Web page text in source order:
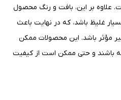
علاوه بر این، بافت و رنگ محصول
غلیظ باشد، که در نهایت باعث
مؤثر باشد. این محصولات ممکن
باشند و حتی ممکن است از کیفیت